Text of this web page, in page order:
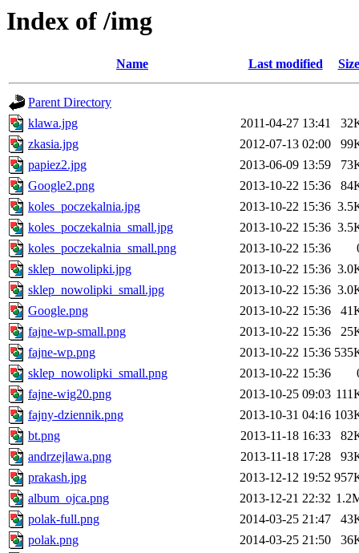
Index of /img
Name Last modified Size
Parent Directory
klawa.jpg
2011-04-27 13:41
zkasia.jpg
2012-07-13 02:00
papiez2.jpg
2013-06-09 13:59
Google2.png
2013-10-22 15:36
koles_poczekalnia.jpg
2013-10-22 15:36
koles_poczekalnia_small.jpg
2013-10-22 15:36
koles_poczekalnia_small.png
2013-10-22 15:36
sklep_nowolipki.jpg
2013-10-22 15:36
sklep_nowolipki_small.jpg
2013-10-22 15:36
Google.png
2013-10-22 15:36
fajne-wp-small.png
2013-10-22 15:36
fajne-wp.png
2013-10-22 15:36
sklep_nowolipki_small.png
2013-10-22 15:36
fajne-wig20.png
2013-10-25 09:03
fajny-dziennik.png
2013-10-31 04:16
bt.png
2013-11-18 16:33
andrzejlawa.png
2013-11-18 17:28
prakash.jpg
2013-12-12 19:52
album_ojca.png
2013-12-21 22:32
polak-full.png
2014-03-25 21:47
polak.png
2014-03-25 21:50